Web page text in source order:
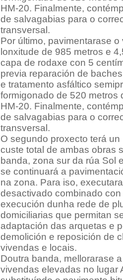
HM-20. Finalmente,
de salvagabias para o
transversal.
Por último, pavimentarase
lonxitude de 985 metros e
capa de rodaxe con 5
previa reparación de
e tratamento asfáltico
formigonado de 520 metros
HM-20. Finalmente,
de salvagabias para o
transversal.
O segundo proxecto terá
custe total de ambas obras
banda, zona sur da rúa Sol
se continuará a
na zona. Para iso,
desactivado combinado
execución dunha rede de
domiciliarias que permitan
adaptación das arquetas e
demolición e reposición de
vivendas e locais.
Doutra banda, mellorarase
vivendas elevadas no lugar